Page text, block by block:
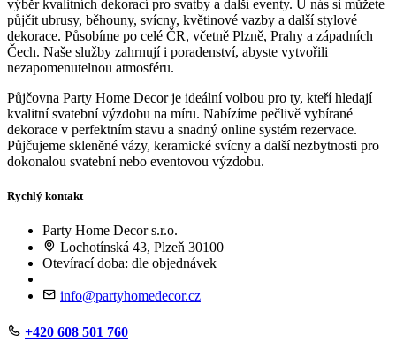
výběr kvalitních dekorací pro svatby a další eventy. U nás si můžete
půjčit ubrusy, běhouny, svícny, květinové vazby a další stylové
dekorace. Působíme po celé ČR, včetně Plzně, Prahy a západních
Čech. Naše služby zahrnují i poradenství, abyste vytvořili
nezapomenutelnou atmosféru.
Půjčovna Party Home Decor je ideální volbou pro ty, kteří hledají
kvalitní svatební výzdobu na míru. Nabízíme pečlivě vybírané
dekorace v perfektním stavu a snadný online systém rezervace.
Půjčujeme skleněné vázy, keramické svícny a další nezbytnosti pro
dokonalou svatební nebo eventovou výzdobu.
Rychlý kontakt
Party Home Decor s.r.o.
Lochotínská 43, Plzeň 30100
Otevírací doba: dle objednávek
info@partyhomedecor.cz
+420 608 501 760